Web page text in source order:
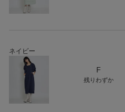
ネイビー
F
残りわずか